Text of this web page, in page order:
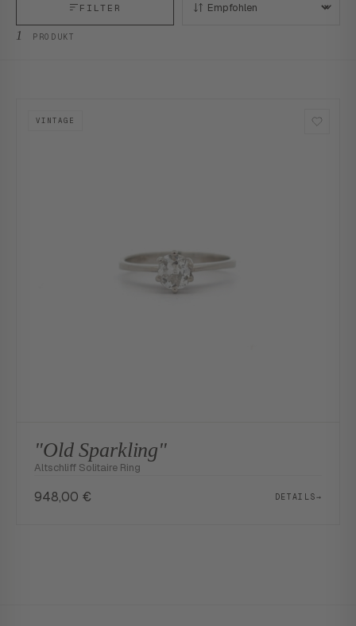
1 PRODUKT
FILTER SORTIEREN:
VINTAGE
"Old Sparkling"
Altschliff Solitaire Ring
948,00 € DETAILS→